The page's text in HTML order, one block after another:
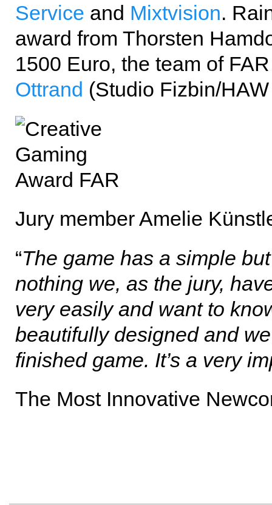
Service and Mixtvision.
award from Thorsten
1500 Euro, the team of
Ottrand (Studio Fizbin/
Jury member Amelie
“The game has a simple
nothing we, as the jury,
very easily and want to
beautifully designed and
finished game. It’s a very
The Most Innovative